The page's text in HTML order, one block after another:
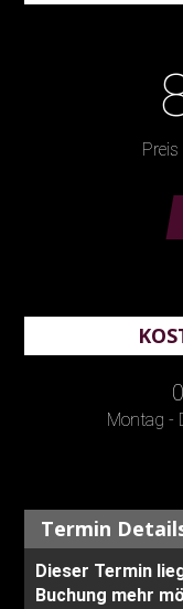
Montag -
Termin
Dieser Termin
Buchung mehr